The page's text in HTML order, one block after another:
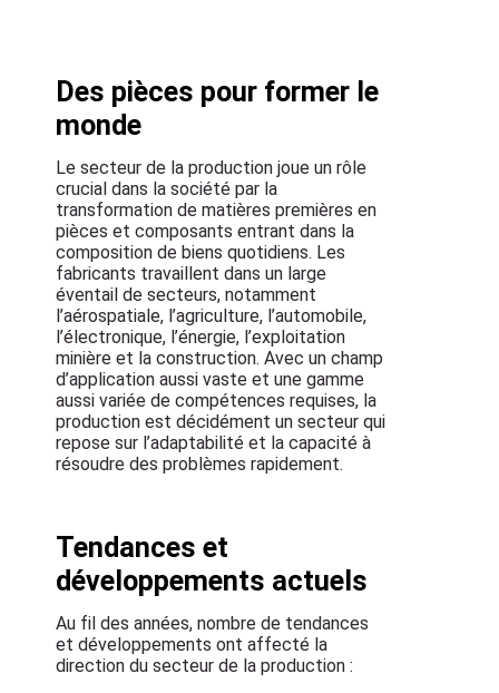
Des pièces pour former le
monde
Le secteur de la production joue un rôle
crucial dans la société par la
transformation de matières premières en
pièces et composants entrant dans la
composition de biens quotidiens. Les
fabricants travaillent dans un large
éventail de secteurs, notamment
l’aérospatiale, l’agriculture, l’automobile,
l’électronique, l’énergie, l’exploitation
minière et la construction. Avec un champ
d’application aussi vaste et une gamme
aussi variée de compétences requises, la
production est décidément un secteur qui
repose sur l’adaptabilité et la capacité à
résoudre des problèmes rapidement.
Tendances et
développements actuels
Au fil des années, nombre de tendances
et développements ont affecté la
direction du secteur de la production :